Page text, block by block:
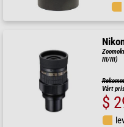
III/III)
Vårt
$